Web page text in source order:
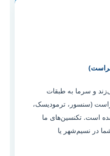
و سرما به طبقات
(سنسور، ترمودیسک،
است. تکنسین‌های ما
در نسیم‌شهر یا